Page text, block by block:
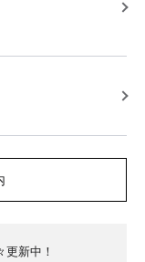
新中！